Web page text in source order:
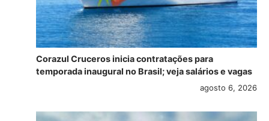
Corazul Cruceros inicia contratações para
temporada inaugural no Brasil; veja salários e vagas
agosto 6, 2026